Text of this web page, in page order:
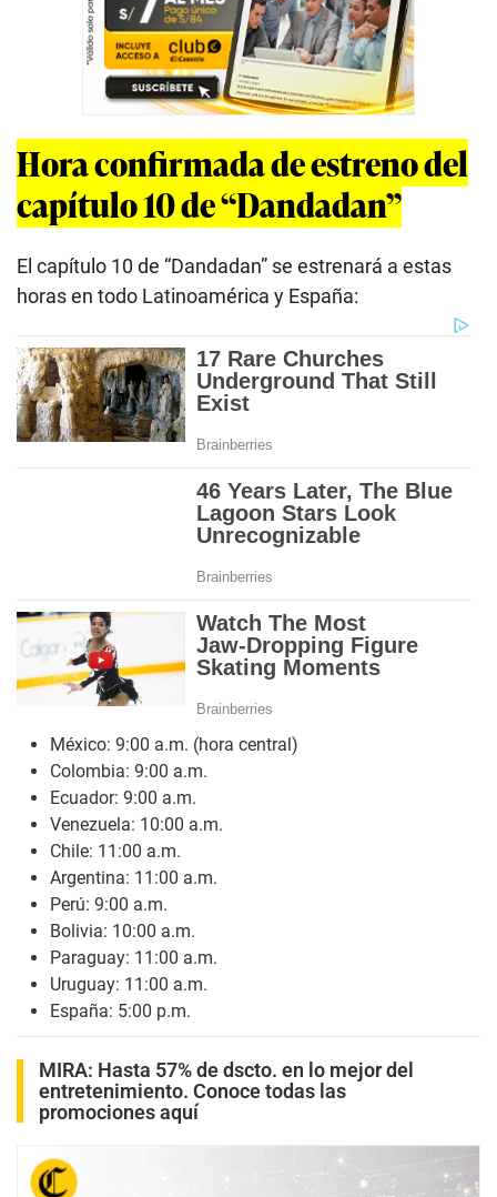
Hora confirmada de estreno del
capítulo 10 de “Dandadan”
El capítulo 10 de “Dandadan” se estrenará a estas
horas en todo Latinoamérica y España:
México: 9:00 a.m. (hora central)
Colombia: 9:00 a.m.
Ecuador: 9:00 a.m.
Venezuela: 10:00 a.m.
Chile: 11:00 a.m.
Argentina: 11:00 a.m.
Perú: 9:00 a.m.
Bolivia: 10:00 a.m.
Paraguay: 11:00 a.m.
Uruguay: 11:00 a.m.
España: 5:00 p.m.
MIRA: Hasta 57% de dscto. en lo mejor del
entretenimiento. Conoce todas las
promociones aquí